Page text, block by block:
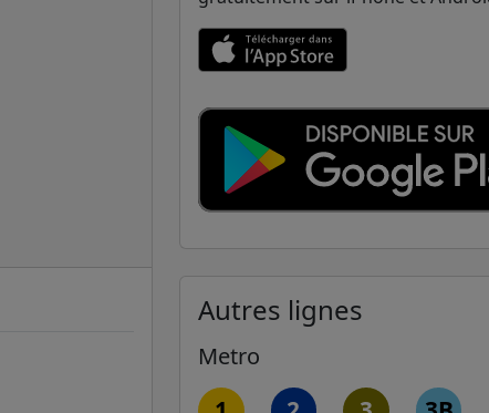
Autres lignes
Metro